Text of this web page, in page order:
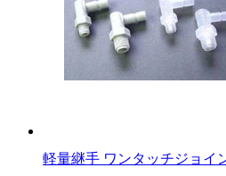
軽量継手 ワンタッチジョイ